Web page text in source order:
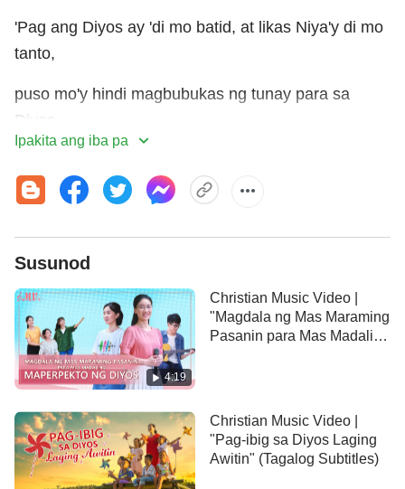
'Pag ang Diyos ay 'di mo batid, at likas Niya'y di mo
tanto,
puso mo'y hindi magbubukas ng tunay para sa
Diyos.
ang nasa puso Niya'y mauunawaan mo,
at ito'y daranasin mong lubusan ng
'Pag nilasap mo ang nasa puso ng Diyos nang unti-
unti,
sa bawat araw,
'pag nilasap mo ang nasa puso ng Diyos,
pagbubuksan Siya ng iyong puso.
Ipakita ang iba pa
Susunod
4:19
Christian Music Video |
"Magdala ng Mas Maraming
Pasanin para Mas Madaling
Christian Music Video |
"Pag-ibig sa Diyos Laging
Awitin" (Tagalog Subtitles)